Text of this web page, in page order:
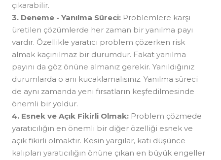
çıkarabilir.
3. Deneme - Yanılma Süreci: Problemlere karşı
üretilen çözümlerde her zaman bir yanılma payı
vardır. Özellikle yaratıcı problem çözerken risk
almak kaçınılmaz bir durumdur. Fakat yanılma
payını da göz önüne almanız gerekir. Yanıldığınız
durumlarda o anı kucaklamalısınız. Yanılma süreci
de aynı zamanda yeni fırsatların keşfedilmesinde
önemli bir yoldur.
4. Esnek ve Açık Fikirli Olmak: Problem çözmede
yaratıcılığın en önemli bir diğer özelliği esnek ve
açık fikirli olmaktır. Kesin yargılar, katı düşünce
kalıpları yaratıcılığın önüne çıkan en büyük engeller